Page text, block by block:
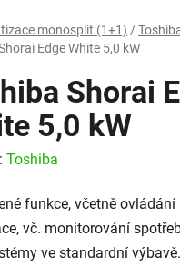
monosplit (1+1) /
Edge White 5,0 kW
Shorai
5,0 kW
Toshiba
funkce, včetně
vč. monitorování
ve standardní výbavě.